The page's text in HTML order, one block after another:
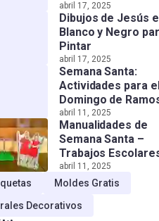
abril 17, 2025
Dibujos de Jesús
Blanco y Negro
Pintar
abril 17, 2025
Semana Santa:
Actividades para
Domingo de
abril 11, 2025
Manualidades de
Semana Santa –
Trabajos
abril 11, 2025
Moldes Gratis
Decorativos